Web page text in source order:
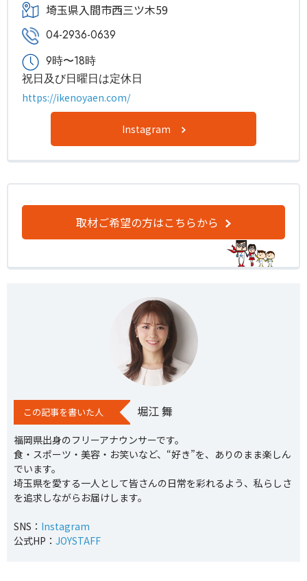
埼玉県入間市西三ツ木59
04-2936-0639
9時〜18時
祝日及び日曜日は定休日
https://ikenoyaen.com/
Instagram
取材ご希望の方はこちらから
この記事を書いた人 堀江 舞
福岡県出身のフリーアナウンサーです。
食・スポーツ・美容・お笑いなど、“好き”を、ありのまま楽しん
でいます。
埼玉県を愛する一人として皆さんの日常を彩れるよう、私らしさ
を追求しながらお届けします。
SNS： Instagram
公式HP： JOYSTAFF